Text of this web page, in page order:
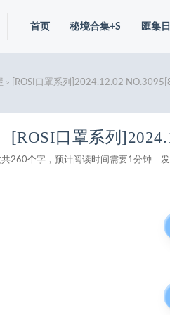
首页 秘境合集+S 匯集
> [ROSI口罩系列]2024.12.02
[ROSI口罩系列
共260个字，预计阅读时间需要1分钟